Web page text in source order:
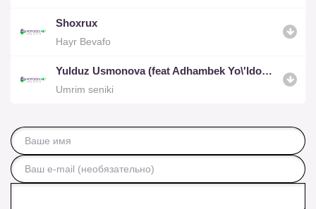
Shoxrux
Hayr Bevafo
Yulduz Usmonova (feat Adhambek Yo\'ldoshev)
Umrim seniki